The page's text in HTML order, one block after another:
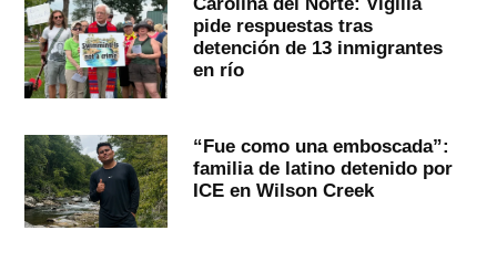
pide respuestas tras
detención de 13 inmigrantes
en río
“Fue como una emboscada”:
familia de latino detenido por
ICE en Wilson Creek